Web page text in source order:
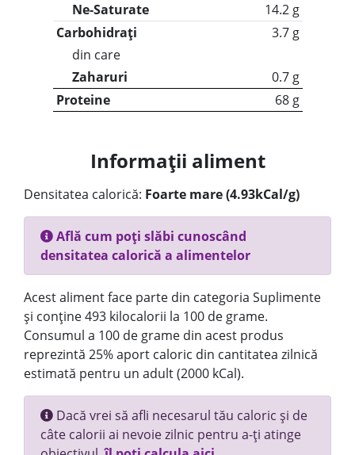
Ne-Saturate
14.2 g
Carbohidrați
3.7 g
din care
Zaharuri
0.7 g
Proteine
68 g
Informații aliment
Densitatea calorică: Foarte mare (4.93kCal/g)
Află cum poți slăbi cunoscând
densitatea calorică a alimentelor
Acest aliment face parte din categoria Suplimente
și conține 493 kilocalorii la 100 de grame.
Consumul a 100 de grame din acest produs
reprezintă 25% aport caloric din cantitatea zilnică
estimată pentru un adult (2000 kCal).
Dacă vrei să afli necesarul tău caloric și de
câte calorii ai nevoie zilnic pentru a-ți atinge